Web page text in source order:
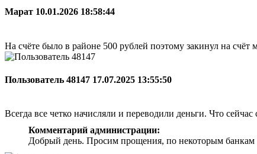
Марат 10.01.2026 18:58:44
На счёте было в районе 500 рублей поэтому закинул на счёт
Пользователь 48147 17.07.2025 13:55:50
Всегда все четко начисляли и переводили деньги. Что
Комментарий администрации:
Добрый день. Просим прощения, по некоторым банкам